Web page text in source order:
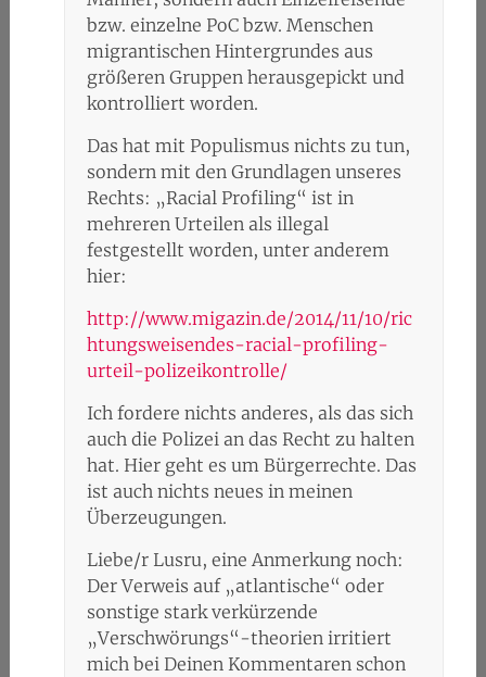
bzw. einzelne PoC bzw. Menschen
migrantischen Hintergrundes aus
größeren Gruppen herausgepickt und
kontrolliert worden.
Das hat mit Populismus nichts zu tun,
sondern mit den Grundlagen unseres
Rechts: „Racial Profiling“ ist in
mehreren Urteilen als illegal
festgestellt worden, unter anderem
hier:
http://www.migazin.de/2014/11/10/ric
htungsweisendes-racial-profiling-
urteil-polizeikontrolle/
Ich fordere nichts anderes, als das sich
auch die Polizei an das Recht zu halten
hat. Hier geht es um Bürgerrechte. Das
ist auch nichts neues in meinen
Überzeugungen.
Liebe/r Lusru, eine Anmerkung noch:
Der Verweis auf „atlantische“ oder
sonstige stark verkürzende
„Verschwörungs“-theorien irritiert
mich bei Deinen Kommentaren schon